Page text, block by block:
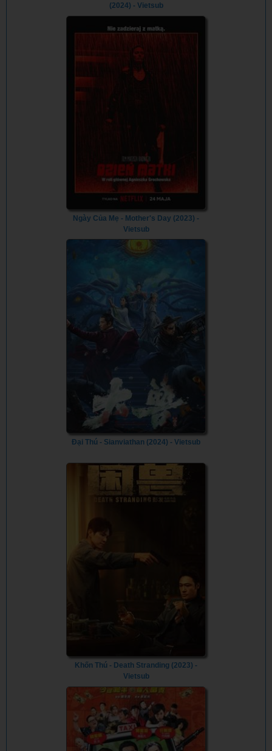
(2024) - Vietsub
Ngày Của Mẹ - Mother's Day (2023) -
Vietsub
Đại Thú - Sianviathan (2024) - Vietsub
Khốn Thú - Death Stranding (2023) -
Vietsub